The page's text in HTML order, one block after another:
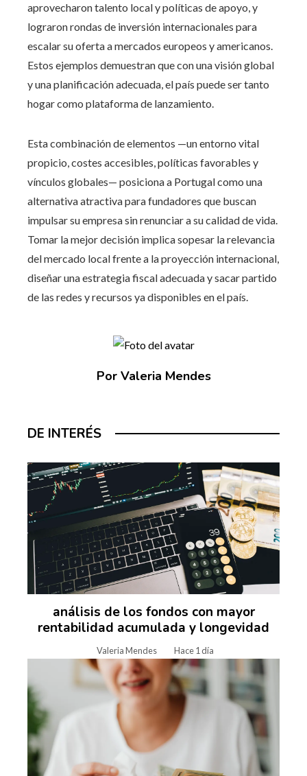
aprovecharon talento local y políticas de apoyo, y
lograron rondas de inversión internacionales para
escalar su oferta a mercados europeos y americanos.
Estos ejemplos demuestran que con una visión global
y una planificación adecuada, el país puede ser tanto
hogar como plataforma de lanzamiento.
Esta combinación de elementos —un entorno vital
propicio, costes accesibles, políticas favorables y
vínculos globales— posiciona a Portugal como una
alternativa atractiva para fundadores que buscan
impulsar su empresa sin renunciar a su calidad de vida.
Tomar la mejor decisión implica sopesar la relevancia
del mercado local frente a la proyección internacional,
diseñar una estrategia fiscal adecuada y sacar partido
de las redes y recursos ya disponibles en el país.
Por Valeria Mendes
DE INTERÉS
análisis de los fondos con mayor
rentabilidad acumulada y longevidad
Valeria Mendes Hace 1 día